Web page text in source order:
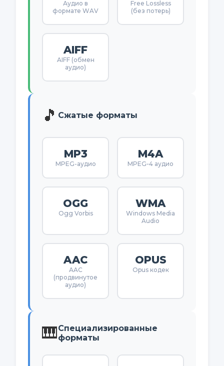
Аудио в
формате WAV
Free Lossless
(без потерь)
AIFF
AIFF (обмен
аудио)
🎵 Сжатые форматы
MP3
MPEG-аудио
M4A
MPEG‑4 аудио
OGG
Ogg Vorbis
WMA
Windows Media
Audio
AAC
AAC
(продвинутое
аудио)
OPUS
Opus кодек
🎹Специализированные
форматы